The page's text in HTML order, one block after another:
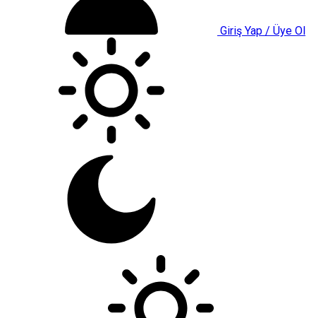
Giriş Yap / Üye Ol